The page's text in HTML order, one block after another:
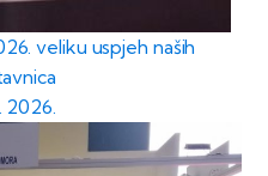
veliku uspjeh naših
2026.